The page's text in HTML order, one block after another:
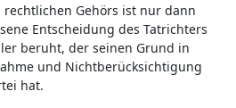
rechtlichen Gehörs ist nur dann
Entscheidung des Tatrichters
beruht, der seinen Grund in
und Nichtberücksichtigung
hat.